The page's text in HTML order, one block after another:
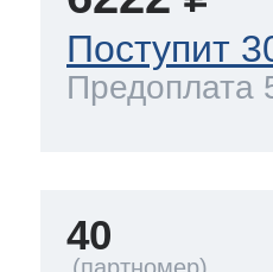
Поступит
Предоплата
40